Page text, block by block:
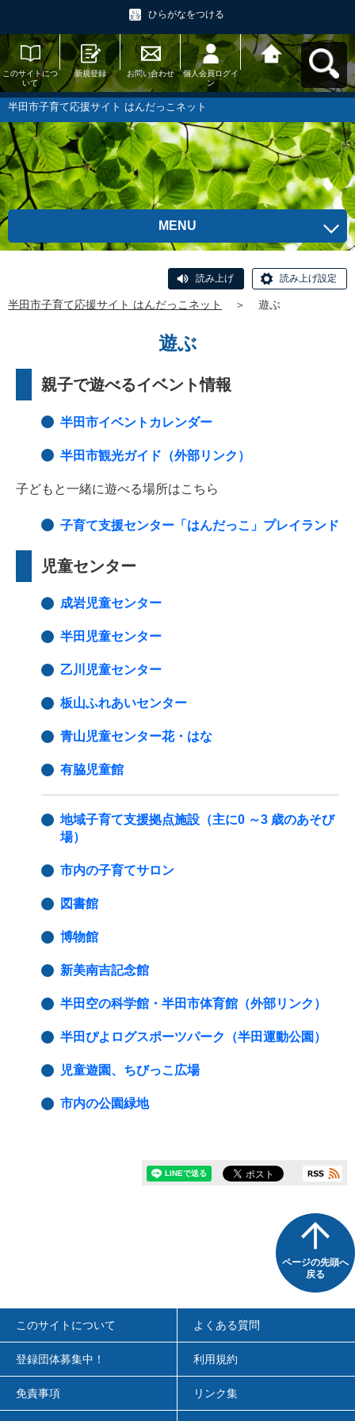
ひらがなをつける
このサイトにつ
いて
新規登録 お問い合わせ
個人会員ログイ
ン
半田市子育て応
援サイト はんだ
っこネットへ戻
半田市子育て応援サイト はんだっこネット
MENU
読み上げ 読み上げ設定
半田市子育て応援サイト はんだっこネット ＞ 遊ぶ
遊ぶ
親子で遊べるイベント情報
半田市イベントカレンダー
半田市観光ガイド（外部リンク）
子どもと一緒に遊べる場所はこちら
子育て支援センター「はんだっこ」プレイランド
児童センター
成岩児童センター
半田児童センター
乙川児童センター
板山ふれあいセンター
青山児童センター花・はな
有脇児童館
地域子育て支援拠点施設（主に0 ～3 歳のあそび
場）
市内の子育てサロン
図書館
博物館
新美南吉記念館
半田空の科学館・半田市体育館（外部リンク）
半田ぴよログスポーツパーク（半田運動公園）
児童遊園、ちびっこ広場
市内の公園緑地
ページの先頭へ
戻る
このサイトについて よくある質問
登録団体募集中！ 利用規約
免責事項 リンク集